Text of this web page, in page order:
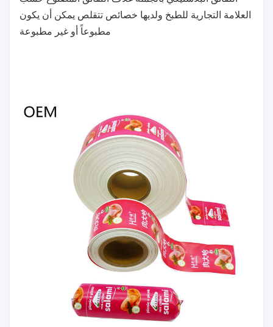
العلامة التجارية للطبخ ولديها خصائص تتقلص يمكن أن يكون
مطبوعاً أو غير مطبوعة